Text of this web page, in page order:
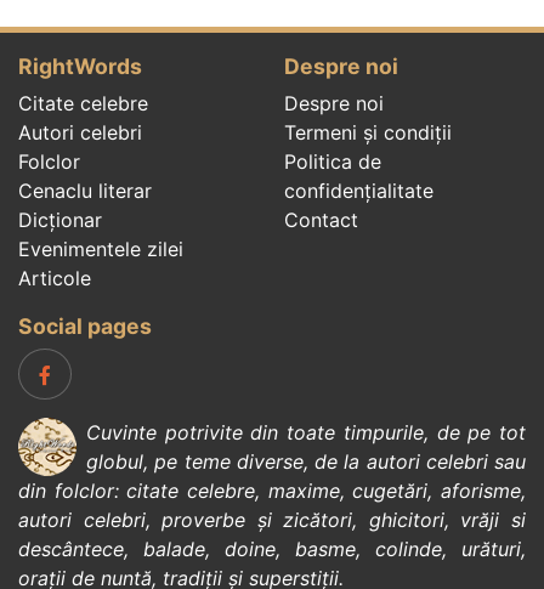
RightWords
Citate celebre
Autori celebri
Folclor
Cenaclu literar
Dicționar
Evenimentele zilei
Articole
Despre noi
Despre noi
Termeni și condiții
Politica de
confidenţialitate
Contact
Social pages
Cuvinte potrivite din toate timpurile, de pe tot
globul, pe teme diverse, de la autori celebrisau
din folclor:citate celebre, maxime,cugetări,aforisme,
autori celebri,proverbe și zicători, ghicitori, vrăji si
descântece, balade, doine, basme, colinde, urături,
orații de nuntă, tradiții și superstiții.